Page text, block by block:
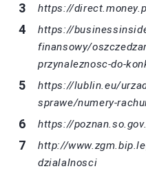
https://
https://
finansowy/
przynaleznosc-do-
https://lublin.eu/
sprawe/numery-
https://
http://
dzialalnosci